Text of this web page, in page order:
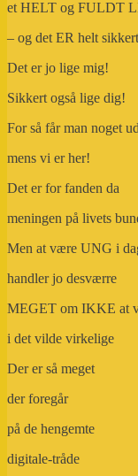
et HELT og FULDT
– og det ER helt
Det er jo lige mig!
Sikkert også lige dig!
For så får man noget
mens vi er her!
Det er for fanden da
meningen på livets
Men at være UNG i
handler jo desværre
MEGET om IKKE at
i det vilde virkelige
Der er så meget
der foregår
på de hengemte
digitale-tråde